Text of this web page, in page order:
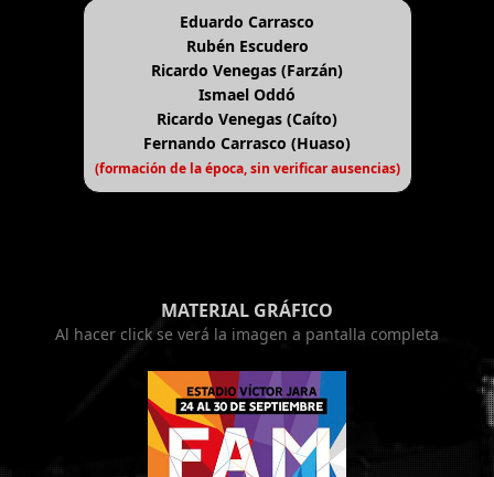
Eduardo Carrasco
Rubén Escudero
Ricardo Venegas (Farzán)
Ismael Oddó
Ricardo Venegas (Caíto)
Fernando Carrasco (Huaso)
(formación de la época, sin verificar ausencias)
MATERIAL GRÁFICO
Al hacer click se verá la imagen a pantalla completa